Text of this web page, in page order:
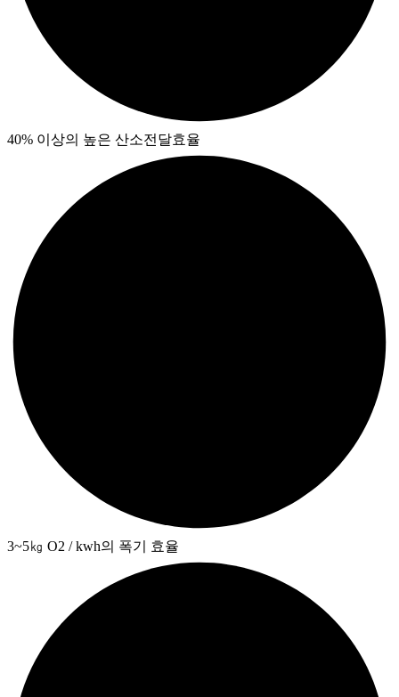
40% 이상의 높은 산소전달효율
3~5㎏ O2 / kwh의 폭기 효율